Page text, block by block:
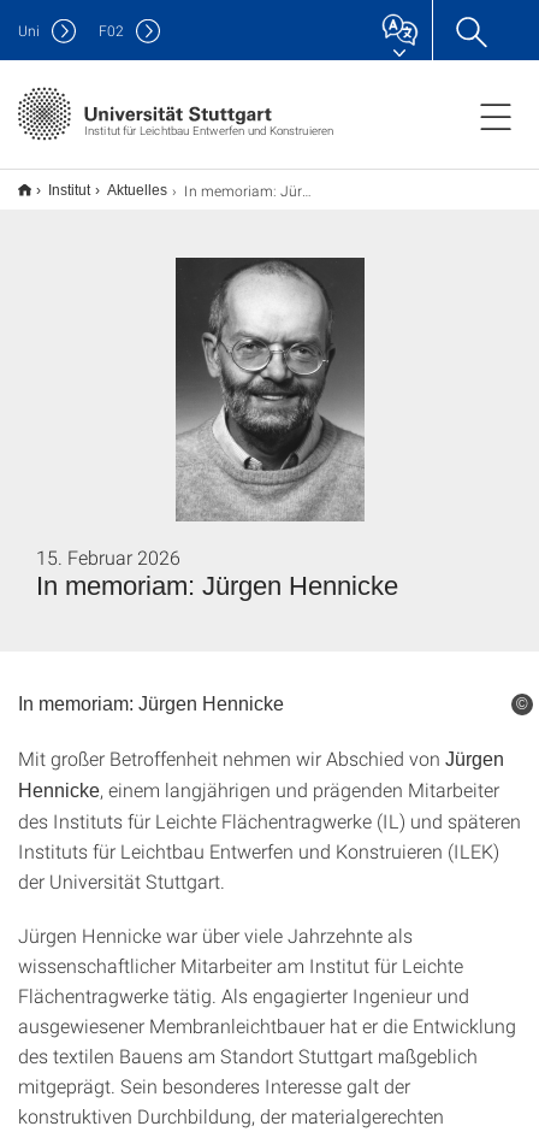
Institut für Leichtbau Entwerfen und Konstruieren
Uni F02
Institut Aktuelles In memoriam: Jürgen Hennicke
In memoriam: Jürgen Hennicke
15. Februar 2026
In memoriam: Jürgen Hennicke
Mit großer Betroffenheit nehmen wir Abschied von Jürgen
Hennicke, einem langjährigen und prägenden Mitarbeiter
des Instituts für Leichte Flächentragwerke (IL) und späteren
Instituts für Leichtbau Entwerfen und Konstruieren (ILEK)
der Universität Stuttgart.
Jürgen Hennicke war über viele Jahrzehnte als
wissenschaftlicher Mitarbeiter am Institut für Leichte
Flächentragwerke tätig. Als engagierter Ingenieur und
ausgewiesener Membranleichtbauer hat er die Entwicklung
des textilen Bauens am Standort Stuttgart maßgeblich
mitgeprägt. Sein besonderes Interesse galt der
konstruktiven Durchbildung, der materialgerechten
©